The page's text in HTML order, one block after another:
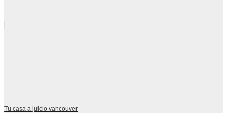
Tu casa a juicio vancouver